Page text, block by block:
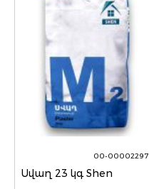
00-00002297
Սվաղ 23 կգ Shen